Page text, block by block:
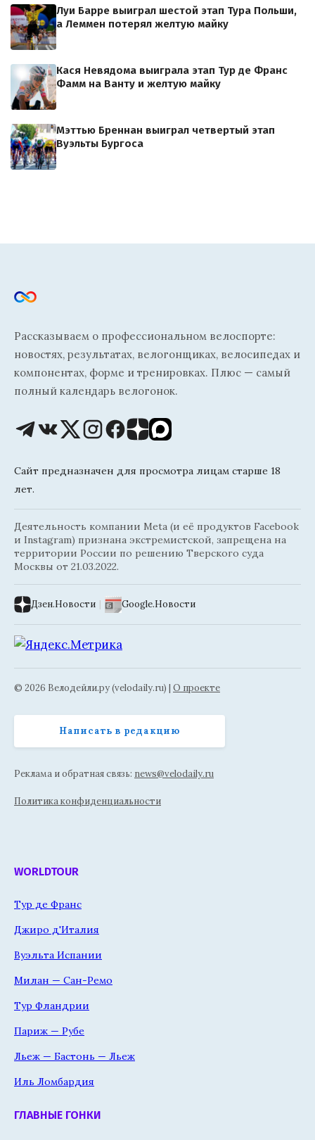
Луи Барре выиграл шестой этап Тура Польши,
а Леммен потерял желтую майку
Кася Невядома выиграла этап Тур де Франс
Фамм на Ванту и желтую майку
Мэттью Бреннан выиграл четвертый этап
Вуэльты Бургоса
Рассказываем о профессиональном велоспорте:
новостях, результатах, велогонщиках, велосипедах и
компонентах, форме и тренировках. Плюс — самый
полный календарь велогонок.
Сайт предназначен для просмотра лицам старше 18
лет.
Деятельность компании Meta (и её продуктов Facebook
и Instagram) признана экстремистской, запрещена на
территории России по решению Тверского суда
Москвы от 21.03.2022.
Дзен.Новости | Google.Новости
© 2026 Велодейли.ру (velodaily.ru) | О проекте
Написать в редакцию
Реклама и обратная связь: news@velodaily.ru
Политика конфиденциальности
WORLDTOUR
Тур де Франс
Джиро д'Италия
Вуэльта Испании
Милан — Сан-Ремо
Тур Фландрии
Париж — Рубе
Льеж — Бастонь — Льеж
Иль Ломбардия
ГЛАВНЫЕ ГОНКИ